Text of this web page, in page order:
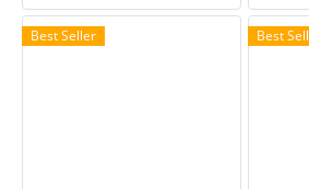
ผนังภายนอก-ในอาคาร
ผนั
Best Seller Best